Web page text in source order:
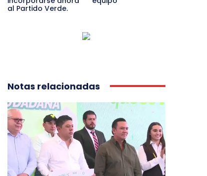
al Partido Verde.
Notas relacionadas